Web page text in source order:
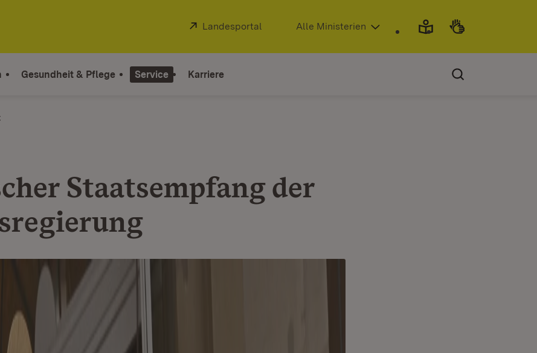
Extern:
Landesportal (Öffnet in neuem Fenster)
Alle Ministerien
Gesundheit & Pflege Service Karriere
Staatsempfang der